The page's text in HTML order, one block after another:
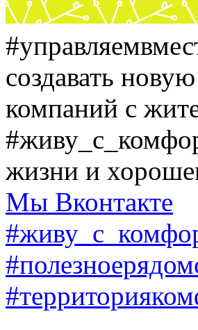
создавать
компаний с
жизни и
Мы Вконтакте